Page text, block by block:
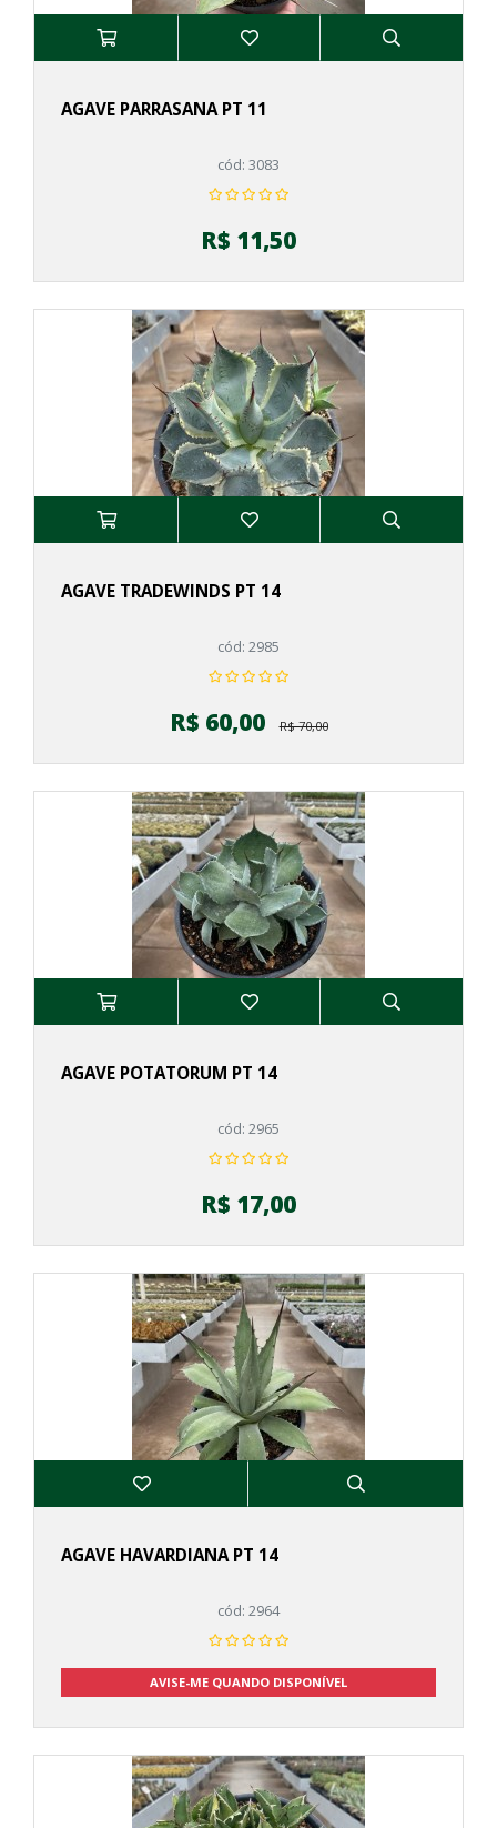
AGAVE PARRASANA PT 11
cód: 3083
R$ 11,50
AGAVE TRADEWINDS PT 14
cód: 2985
R$ 60,00 R$ 70,00
AGAVE POTATORUM PT 14
cód: 2965
R$ 17,00
AGAVE HAVARDIANA PT 14
cód: 2964
AVISE-ME QUANDO DISPONÍVEL